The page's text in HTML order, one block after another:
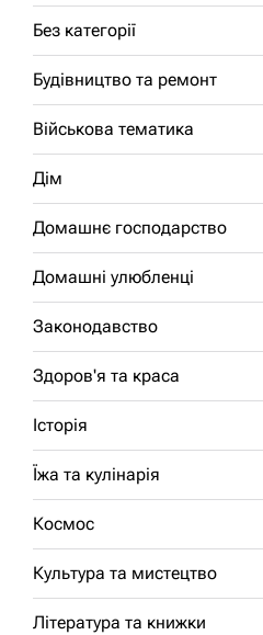
Без категорії
Будівництво та ремонт
Військова тематика
Дім
Домашнє господарство
Домашні улюбленці
Законодавство
Здоров'я та краса
Історія
Їжа та кулінарія
Космос
Культура та мистецтво
Література та книжки